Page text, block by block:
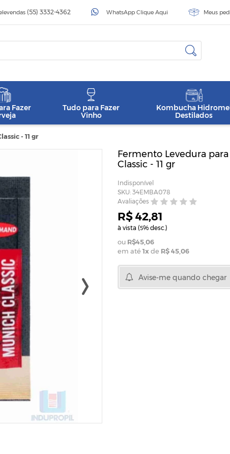
(55) 3332-4362 WhatsApp Clique Aqui Meus
Fazer
Tudo para Fazer
Vinho
Kombucha
Destilados
- 11 gr
Fermento Levedura
Classic - 11 gr
Indisponível
SKU: 34EMBA078
Avaliações
R$ 42,81
à vista (5% desc.)
R$45,06
em até 1x de R$ 45,06
Avise-me quando chegar